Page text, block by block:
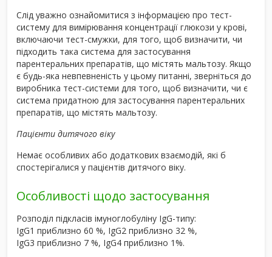
Слід уважно ознайомитися з інформацією про тест-
систему для вимірювання концентрації глюкози у крові,
включаючи тест-смужки, для того, щоб визначити, чи
підходить така система для застосування
парентеральних препаратів, що містять мальтозу. Якщо
є будь-яка невпевненість у цьому питанні, зверніться до
виробника тест-системи для того, щоб визначити, чи є
система придатною для застосування парентеральних
препаратів, що містять мальтозу.
Пацієнти дитячого віку
Немає особливих або додаткових взаємодій, які б
спостерігалися у пацієнтів дитячого віку.
Особливості щодо застосування
Розподіл підкласів імуноглобуліну IgG-типу:
IgG1 приблизно 60 %, IgG2 приблизно 32 %,
IgG3 приблизно 7 %, IgG4 приблизно 1%.